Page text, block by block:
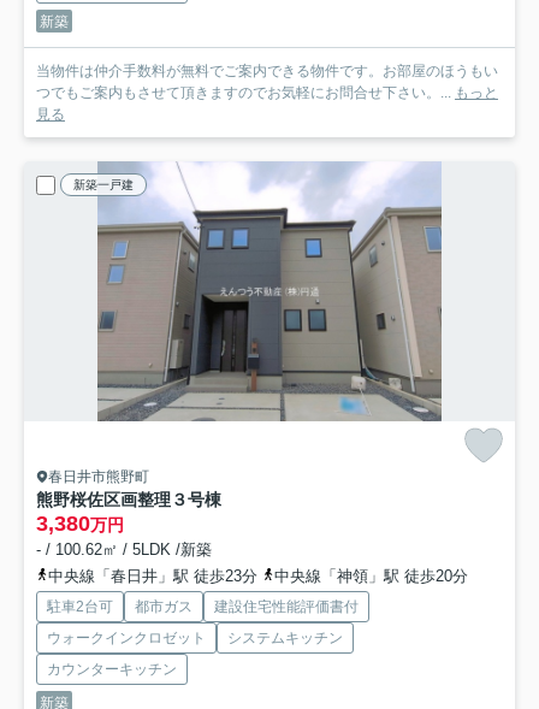
新築
当物件は仲介手数料が無料でご案内できる物件です。お部屋のほうもい
つでもご案内もさせて頂きますのでお気軽にお問合せ下さい。... もっと
見る
新築一戸建
春日井市熊野町
熊野桜佐区画整理３号棟
3,380万円
- / 100.62㎡ / 5LDK /新築
中央線「春日井」駅 徒歩23分
中央線「神領」駅 徒歩20分
駐車2台可 都市ガス
建設住宅性能評価書付
ウォークインクロゼット
システムキッチン
カウンターキッチン
新築